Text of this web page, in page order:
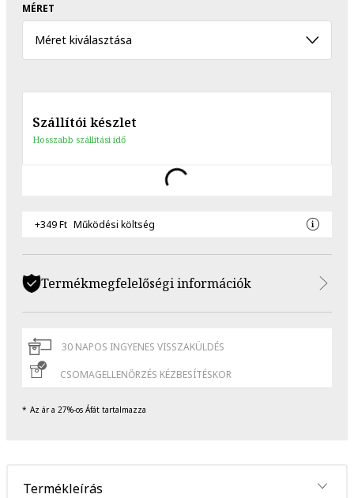
MÉRET
Méret kiválasztása
Szállítói készlet
Hosszabb szállítási idő
+349 Ft Működési költség
Termékmegfelelőségi információk
30 NAPOS INGYENES VISSZAKÜLDÉS
CSOMAGELLENŐRZÉS KÉZBESÍTÉSKOR
Az ár a 27%-os Áfát tartalmazza
Termékleírás